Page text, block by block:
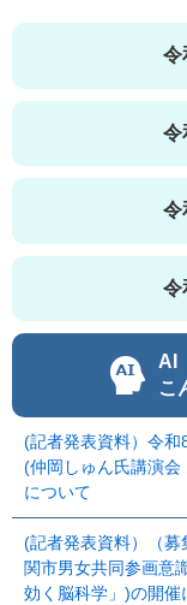
令
令
令
令
AI
こ
(記者発表資料）令
(仲岡しゅん氏講演
について
(記者発表資料）（
関市男女共同参画意
効く脳科学」)の開催